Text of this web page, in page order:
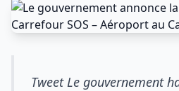
Tweet Le gouvernement